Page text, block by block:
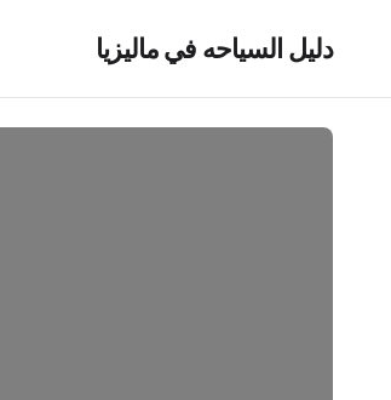
دليل السياحه في ماليزيا